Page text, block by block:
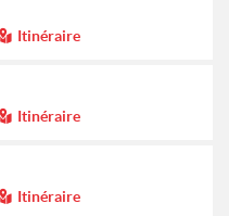
Itinéraire
Itinéraire
Itinéraire